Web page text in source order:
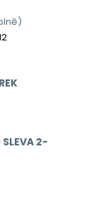
SLEVA 2-